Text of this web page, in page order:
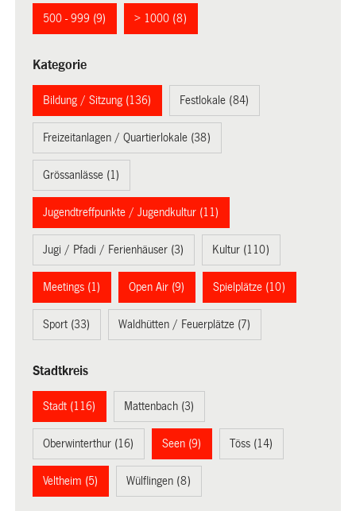
500 - 999 (9) > 1000 (8)
Kategorie
Bildung / Sitzung (136) Festlokale (84)
Freizeitanlagen / Quartierlokale (38)
Grössanlässe (1)
Jugendtreffpunkte / Jugendkultur (11)
Jugi / Pfadi / Ferienhäuser (3) Kultur (110)
Meetings (1) Open Air (9) Spielplätze (10)
Sport (33) Waldhütten / Feuerplätze (7)
Stadtkreis
Stadt (116) Mattenbach (3)
Oberwinterthur (16) Seen (9) Töss (14)
Veltheim (5) Wülflingen (8)